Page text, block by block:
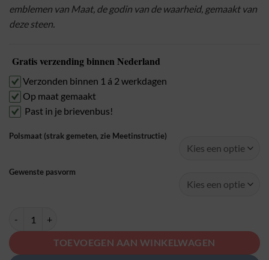
emblemen van Maat, de godin van de waarheid, gemaakt van
deze steen.
Gratis verzending binnen Nederland
Verzonden binnen 1 á 2 werkdagen
Op maat gemaakt
Past in je brievenbus!
Polsmaat (strak gemeten, zie Meetinstructie)
Gewenste pasvorm
TOEVOEGEN AAN WINKELWAGEN